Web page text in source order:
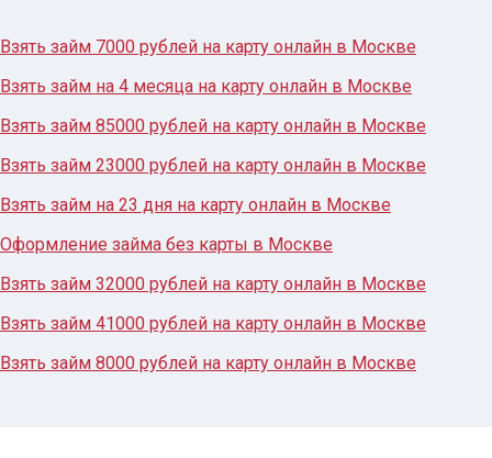
Взять займ 7000 рублей на карту онлайн в Москве
Взять займ на 4 месяца на карту онлайн в Москве
Взять займ 85000 рублей на карту онлайн в Москве
Взять займ 23000 рублей на карту онлайн в Москве
Взять займ на 23 дня на карту онлайн в Москве
Оформление займа без карты в Москве
Взять займ 32000 рублей на карту онлайн в Москве
Взять займ 41000 рублей на карту онлайн в Москве
Взять займ 8000 рублей на карту онлайн в Москве